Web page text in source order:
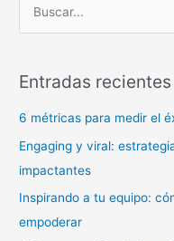
c
a
r
p
Entradas recientes
6 métricas para medir el
Engaging y viral:
impactantes
Inspirando a tu equipo:
empoderar